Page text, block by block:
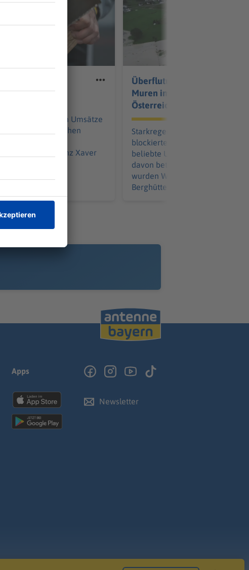
Handwerk
Zuversicht
preisbereinigten Umsätze
Beschäftigung gehen
Franz Xaver
Überflutungen und
Muren im Westen
Österreichs
Starkregen, Schlammlawinen
blockierte Straßen und Wege:
beliebte Urlaubsregionen waren
davon betroffen. In Bad Gastein
wurden Wanderer von einer
Berghütte ausgeflogen.
Apps
Newsletter